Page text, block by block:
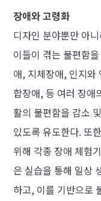
장애와 고령화
디자인 분야뿐만 아
이들이 겪는 불편함
애, 지체장애, 인지와
합장애, 등 여러 장애
활의 불편함을 감소
있도록 유도한다. 또
위해 각종 장애 체험
은 실습을 통해 일상
하고, 이를 기반으로